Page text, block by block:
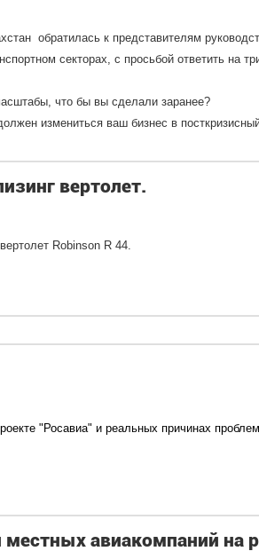
обратилась к представителям
секторах, с просьбой ответить на
что бы вы сделали заранее?
измениться ваш бизнес в
вертолет.
Robinson R 44.
"Росавиа" и реальных причинах
местных авиакомпаний на